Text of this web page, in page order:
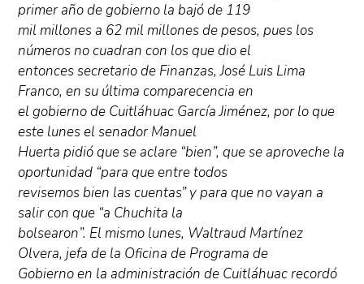
primer año de gobierno la bajó de 119
mil millones a 62 mil millones de pesos, pues los
números no cuadran con los que dio el
entonces secretario de Finanzas, José Luis Lima
Franco, en su última comparecencia en
el gobierno de Cuitláhuac García Jiménez, por lo que
este lunes el senador Manuel
Huerta pidió que se aclare “bien”, que se aproveche la
oportunidad “para que entre todos
revisemos bien las cuentas” y para que no vayan a
salir con que “a Chuchita la
bolsearon”. El mismo lunes, Waltraud Martínez
Olvera, jefa de la Oficina de Programa de
Gobierno en la administración de Cuitláhuac recordó